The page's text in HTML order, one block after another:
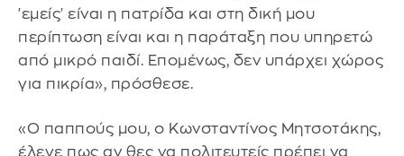
'εμείς' είναι η πατρίδα και στη δική μου
περίπτωση είναι και η παράταξη που υπηρετώ
από μικρό παιδί. Επομένως, δεν υπάρχει χώρος
για πικρία», πρόσθεσε.
«Ο παππούς μου, ο Κωνσταντίνος Μητσοτάκης,
έλεγε πως αν θες να πολιτευτείς πρέπει να